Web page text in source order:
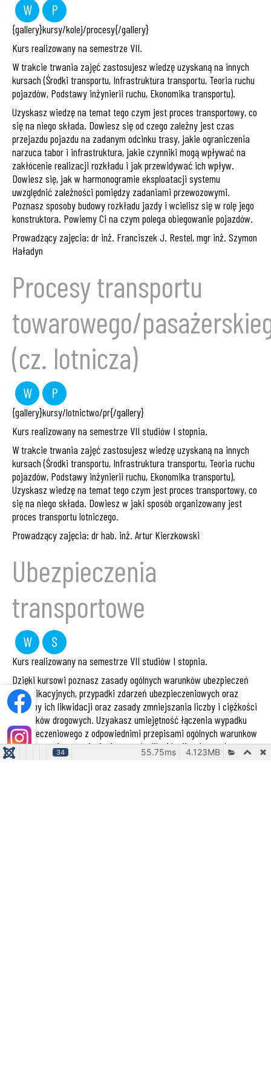
W
wykład
P
projekt
{gallery}kursy/kolej/procesy{/gallery}
Kurs realizowany na semestrze VII.
W trakcie trwania zajęć zastosujesz wiedzę uzyskaną na innych
kursach (Środki transportu, Infrastruktura transportu, Teoria ruchu
pojazdów, Podstawy inżynierii ruchu, Ekonomika transportu).
Uzyskasz wiedzę na temat tego czym jest proces transportowy, co
się na niego składa. Dowiesz się od czego zależny jest czas
przejazdu pojazdu na zadanym odcinku trasy, jakie ograniczenia
narzuca tabor i infrastruktura, jakie czynniki mogą wpływać na
zakłócenie realizacji rozkładu i jak przewidywać ich wpływ.
Dowiesz się, jak w harmonogramie eksploatacji systemu
uwzględnić zależności pomiędzy zadaniami przewozowymi.
Poznasz sposoby budowy rozkładu jazdy i wcielisz się w rolę jego
konstruktora. Powiemy Ci na czym polega obiegowanie pojazdów.
Prowadzący zajęcia: dr inż. Franciszek J. Restel, mgr inż. Szymon
Haładyn
Procesy transportu
towarowego/
(cz. lotnicza)
W
wykład
P
projekt
{gallery}kursy/lotnictwo/pr{/gallery}
Kurs realizowany na semestrze VII studiów I stopnia.
W trakcie trwania zajęć zastosujesz wiedzę uzyskaną na innych
kursach (Środki transportu, Infrastruktura transportu, Teoria ruchu
pojazdów, Podstawy inżynierii ruchu, Ekonomika transportu).
Uzyskasz wiedzę na temat tego czym jest proces transportowy, co
się na niego składa. Dowiesz w jaki sposób organizowany jest
proces transportu lotniczego.
Prowadzący zajęcia: dr hab. inż. Artur Kierzkowski
Ubezpieczenia
transportowe
W
wykład
S
seminarium
Kurs realizowany na semestrze VII studiów I stopnia.
Dzięki kursowi poznasz zasady ogólnych warunków ubezpieczeń
komunikacyjnych, przypadki zdarzeń ubezpieczeniowych oraz
sposoby ich likwidacji oraz zasady zmniejszania liczby i ciężkości
wypadków drogowych. Uzyakasz umiejętność łączenia wypadku
ubezpieczeniowego z odpowiednimi przepisami ogólnych warunkow
ubezpieczenia, przeniesienia sposobu likwidacji wybranych
wypadków komunikacyjnych na inne podobne przypadki oraz
34 4.123MB
55.75ms
34 4.123MB
55.75ms